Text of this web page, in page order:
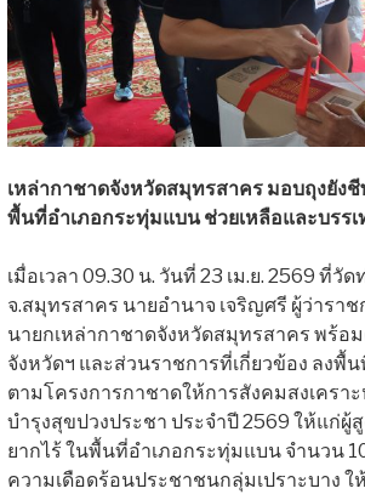
เหล่ากาชาดจังหวัดสมุทรสาคร มอบถุงยัง
พื้นที่อำเภอกระทุ่มแบน ช่วยเหลือและบรร
เมื่อเวลา 09.30 น. วันที่ 23 เม.ย. 2569 ที่วั
จ.สมุทรสาคร นายอำนาจ เจริญศรี ผู้ว่ารา
นายกเหล่ากาชาดจังหวัดสมุทรสาคร พร้อ
จังหวัดฯ และส่วนราชการที่เกี่ยวข้อง ลงพื้
ตามโครงการกาชาดให้การสังคมสงเครา
บำรุงสุขปวงประชา ประจำปี 2569 ให้แก่ผู้
ยากไร้ ในพื้นที่อำเภอกระทุ่มแบน จำนวน
ความเดือดร้อนประชาชนกลุ่มเปราะบาง